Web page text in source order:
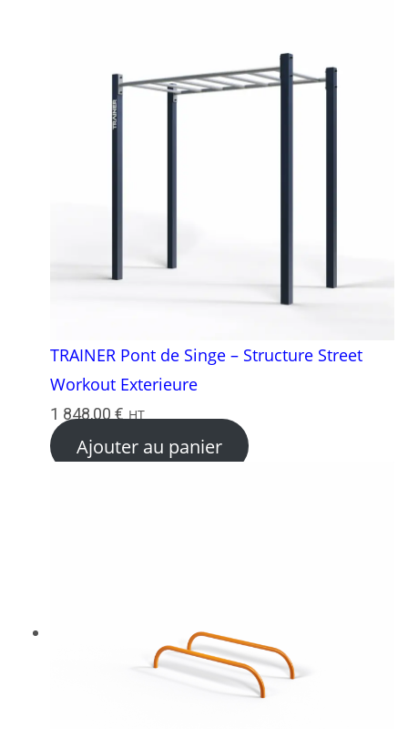
TRAINER Pont de Singe – Structure Street
Workout Exterieure
1 848,00€ HT
Ajouter au panier